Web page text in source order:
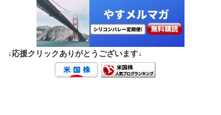
↓応援クリックありがとうございます↓